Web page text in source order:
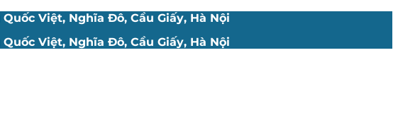
Việt, Nghĩa Đô, Cầu Giấy, Hà Nội
Việt, Nghĩa Đô, Cầu Giấy, Hà Nội